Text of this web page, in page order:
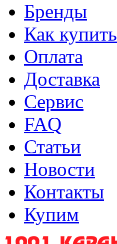
Бренды
Как купить
Оплата
Доставка
Сервис
FAQ
Статьи
Новости
Контакты
Купим